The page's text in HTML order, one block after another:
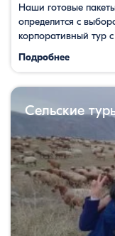
Наши готовые
определится с
корпоративный тур
Подробнее
Сельские